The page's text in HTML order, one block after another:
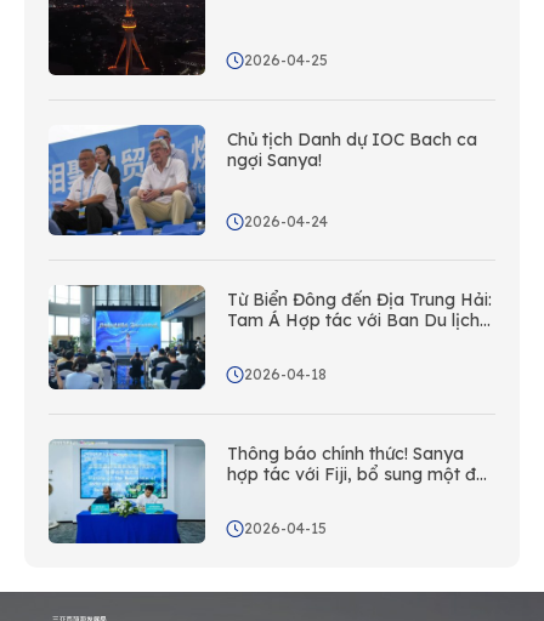
2026-04-25
Chủ tịch Danh dự IOC Bach ca
ngợi Sanya!
2026-04-24
Từ Biển Đông đến Địa Trung Hải:
Tam Á Hợp tác với Ban Du lịch
Hôm Nay
2026-04-18
Thông báo chính thức! Sanya
hợp tác với Fiji, bổ sung một đối
vào mạng lưới quốc tế của mình!
2026-04-15